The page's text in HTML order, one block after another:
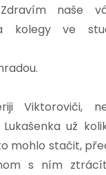
naše
kolegy ve
Viktoroviči,
už
mohlo stačit,
s ním